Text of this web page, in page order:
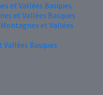
et Vallées Basques
et Vallées Basques
et Vallées
Basques